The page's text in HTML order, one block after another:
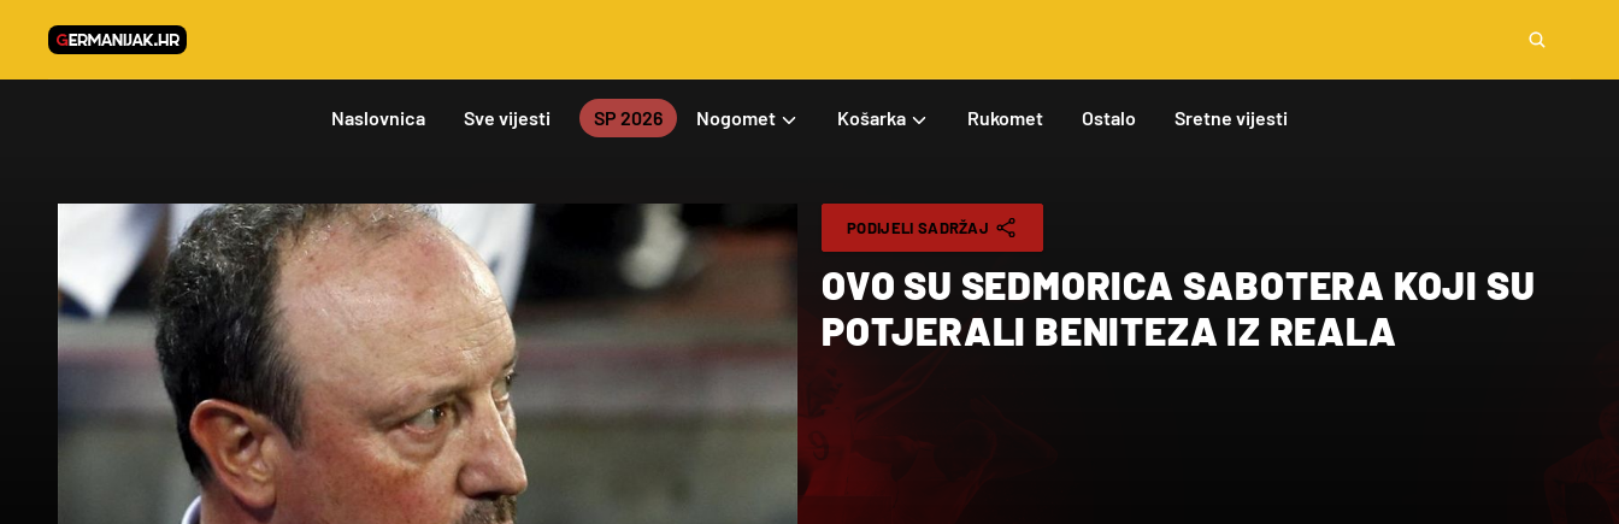
Naslovnica Sve vijesti SP 2026 Nogomet Košarka Rukomet Ostalo Sretne vijesti
PODIJELI SADRŽAJ
OVO SU SEDMORICA SABOTERA KOJI SU
POTJERALI BENITEZA IZ REALA